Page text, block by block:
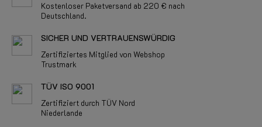
Kostenloser Paketversand ab 220 € nach
Deutschland.
SICHER UND VERTRAUENSWÜRDIG
Zertifiziertes Mitglied von Webshop
Trustmark
TÜV ISO 9001
Zertifiziert durch TÜV Nord
Niederlande